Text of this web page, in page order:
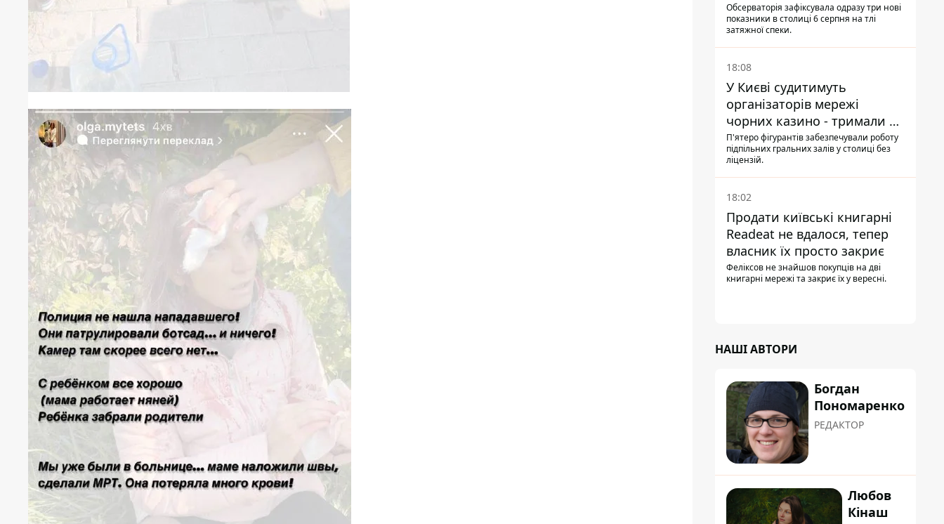
Обсерваторія зафіксувала одразу три нові
показники в столиці 6 серпня на тлі
затяжної спеки.
18:08
У Києві судитимуть
організаторів мережі
чорних казино - тримали 39
закладів
П'ятеро фігурантів забезпечували роботу
підпільних гральних залів у столиці без
ліцензій.
18:02
Продати київські книгарні
Readeat не вдалося, тепер
власник їх просто закриє
Феліксов не знайшов покупців на дві
книгарні мережі та закриє їх у вересні.
НАШІ АВТОРИ
Богдан
Пономаренко
РЕДАКТОР
Любов
Кінаш